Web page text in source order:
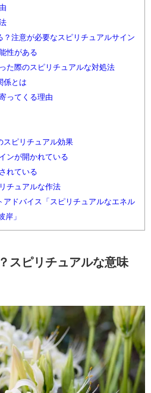
？注意が必要なスピリチュアルサイン
性がある
た際のスピリチュアルな対処法
係とは
ってくる理由
スピリチュアル効果
ンが開かれている
れている
チュアルな作法
アドバイス「スピリチュアルなエネル
岸」
スピリチュアルな意味